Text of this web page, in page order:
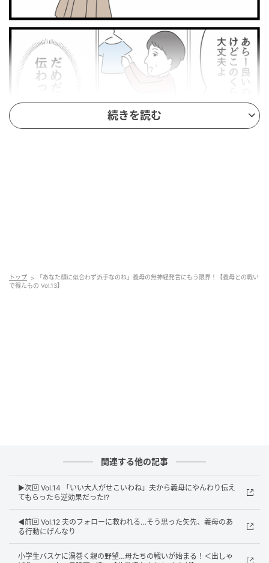
続きを読む
トップ
「あなた顔に似合わず派手なのね」義母の無神経発言にもう限界！【義母との戦い
で得たもの Vol.13】
関連する他の記事
▶︎次回 Vol.14 「いい大人がせこいわね」夫から義母にやんわり伝え
てもらったら逆効果だった!?
◀︎前回 Vol.12 夫のフォローに救われる…そう思った矢先、義母のあ
る行動にげんなり
小学生バスケに渦巻く親の野望…母たちの戦いが始まる！＜出しゃ